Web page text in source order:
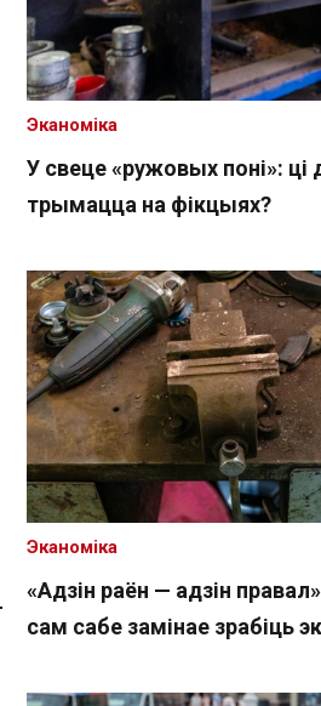
Спасылка без VPN
У свеце «ружовых поні»:
трымацца на фікцыях?
Эканоміка
«Адзін раён — адзін
сам сабе замінае зрабіць
Эканоміка